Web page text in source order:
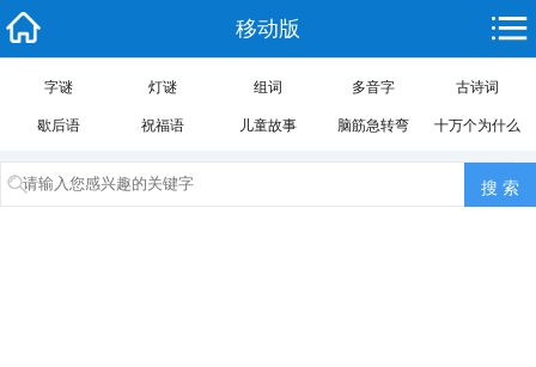
移动版
字谜 灯谜 组词 多音字 古诗词
歇后语 祝福语 儿童故事 脑筋急转弯 十万个为什么